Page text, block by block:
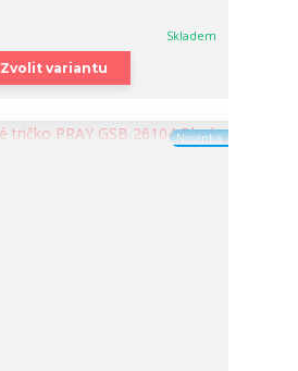
Skladem
Zvolit variantu
Novinka